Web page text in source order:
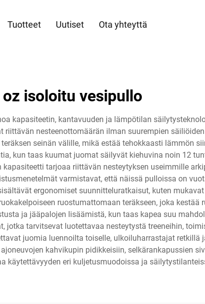
Tuotteet Uutiset Ota yhteyttä
oz isoloitu vesipullo
kapasiteetin, kantavuuden ja lämpötilan
nesteenottomäärän ilman suurempien
seinän välille, mikä estää tehokkaasti lämmön
kun taas kuumat juomat säilyvät kiehuvina noin 12
tarjoaa riittävän nesteytyksen useimmille
varmistavat, että näissä pulloissa on
ergonomiset suunnitteluratkaisut, kuten
ruostumattomaan teräkseen, joka kestää
ja jääpalojen lisäämistä, kun taas kapea suu
jotka tarvitsevat luotettavaa nesteytystä treeneihin,
juomia luennoilta toiselle, ulkoiluharrastajat retkillä
kahvikupin pidikkeisiin, selkärankapussien
käytettävyyden eri kuljetusmuodoissa ja